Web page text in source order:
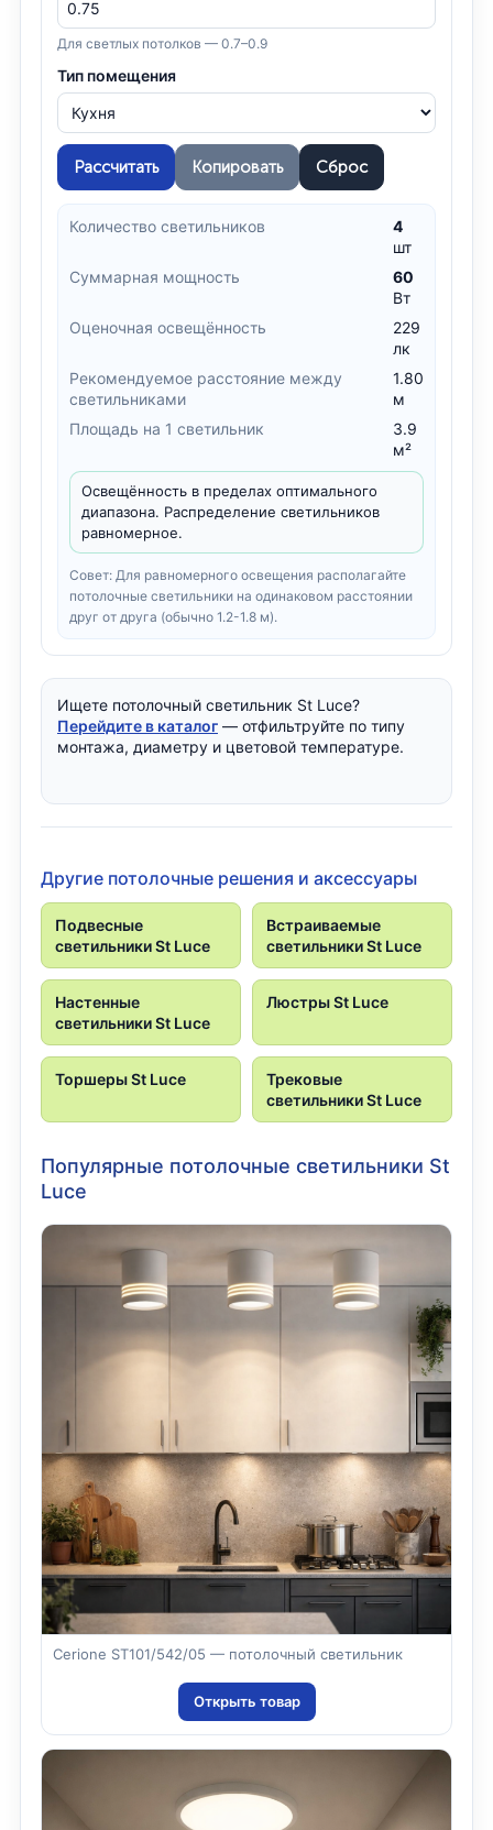
Для светлых потолков — 0.7–0.9
Тип помещения
Рассчитать Копировать Сброс
Количество светильников
4
шт
Суммарная мощность
60
Вт
Оценочная освещённость
229
лк
Рекомендуемое расстояние между
светильниками
1.80
м
Площадь на 1 светильник
3.9
м²
Освещённость в пределах оптимального
диапазона. Распределение светильников
равномерное.
Совет: Для равномерного освещения располагайте
потолочные светильники на одинаковом расстоянии
друг от друга (обычно 1.2-1.8 м).
Ищете потолочный светильник St Luce?
Перейдите в каталог — отфильтруйте по типу
монтажа, диаметру и цветовой температуре.
Другие потолочные решения и аксессуары
Подвесные
светильники St Luce
Встраиваемые
светильники St Luce
Настенные
светильники St Luce
Люстры St Luce
Торшеры St Luce
Трековые
светильники St Luce
Популярные потолочные светильники St
Luce
Cerione ST101/542/05 — потолочный светильник
Открыть товар